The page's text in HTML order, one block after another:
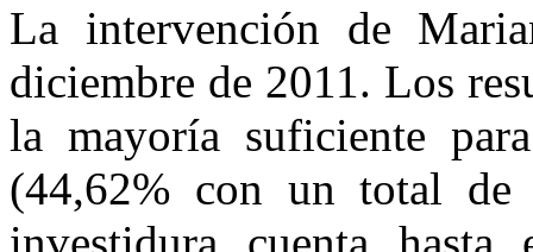
La intervención de
diciembre de 2011. Los
la mayoría suficiente
(44,62% con un total de